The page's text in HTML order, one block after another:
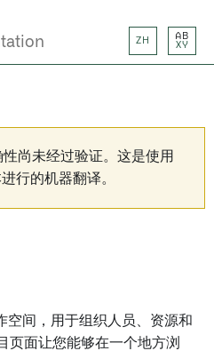
ZH
AB
XY
尚未经过验证。这是使用
行的机器翻译。
空间，用于组织人员、资源和
页面让您能够在一个地方浏